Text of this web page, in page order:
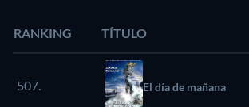
RANKING TÍTULO
507. El día de mañana